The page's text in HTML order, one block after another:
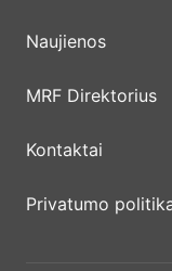
Naujienos
MRF Direktorius
Kontaktai
Privatumo